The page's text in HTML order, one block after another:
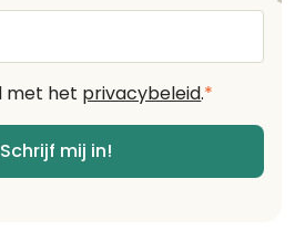
met het privacybeleid.*
Schrijf mij in!